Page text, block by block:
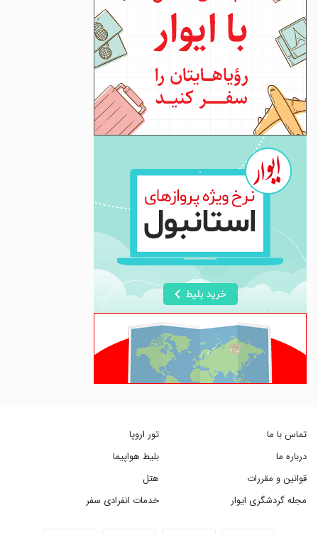
تماس با ما
درباره ما
قوانین و مقررات
مجله گردشگری ایوار
تور اروپا
بلیط هواپیما
هتل
خدمات انفرادی سفر